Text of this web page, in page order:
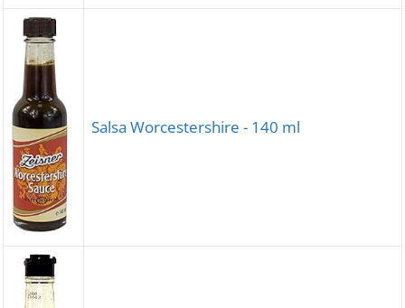
Salsa Worcestershire - 140 ml